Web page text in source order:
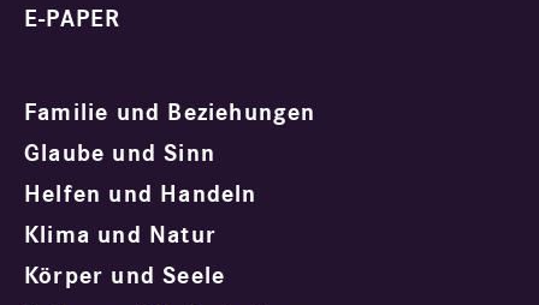
E-PAPER
Familie und Beziehungen
Glaube und Sinn
Helfen und Handeln
Klima und Natur
Körper und Seele